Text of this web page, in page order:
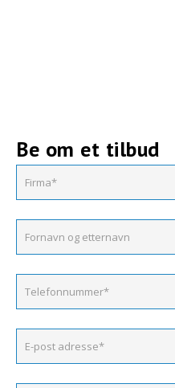
Be om et tilbud